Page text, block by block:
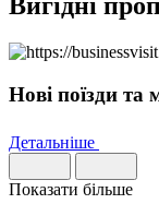
Нові поїзди та
Детальніше
Показати більше